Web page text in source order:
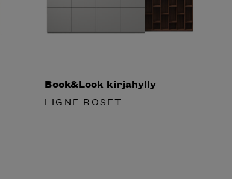
Book&Look kirjahylly
LIGNE ROSET